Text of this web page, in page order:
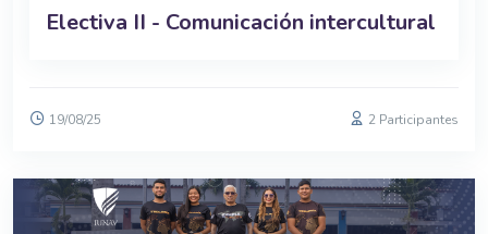
Electiva II - Comunicación intercultural
19/08/25 2 Participantes